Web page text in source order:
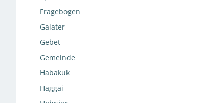
Fragebogen
Galater
Gebet
Gemeinde
Habakuk
Haggai